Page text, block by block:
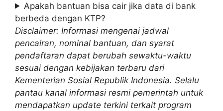
Apakah bantuan bisa cair jika data di bank
berbeda dengan KTP?
Disclaimer: Informasi mengenai jadwal
pencairan, nominal bantuan, dan syarat
pendaftaran dapat berubah sewaktu-waktu
sesuai dengan kebijakan terbaru dari
Kementerian Sosial Republik Indonesia. Selalu
pantau kanal informasi resmi pemerintah untuk
mendapatkan update terkini terkait program